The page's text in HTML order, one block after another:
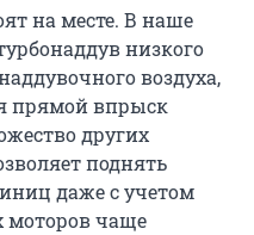
на месте. В наше
низкого
воздуха,
прямой впрыск
других
поднять
даже с учетом
моторов чаще